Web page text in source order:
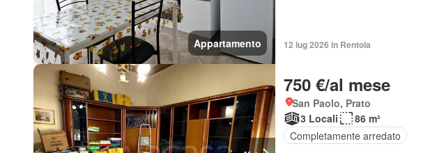
Appartamento 12 lug 2026 in Rentola
750 €/al mese
San Paolo, Prato
3 Locali
86 m²
Completamente arredato